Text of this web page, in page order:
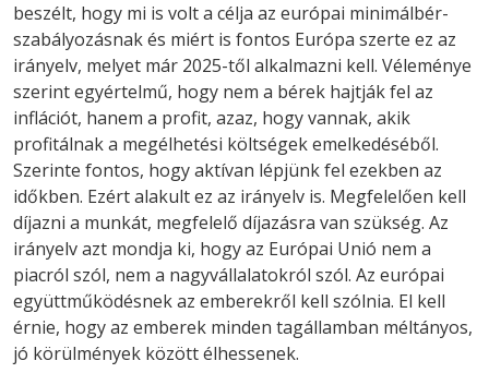
beszélt, hogy mi is volt a célja az európai minimálbér-
szabályozásnak és miért is fontos Európa szerte ez az
irányelv, melyet már 2025-től alkalmazni kell. Véleménye
szerint egyértelmű, hogy nem a bérek hajtják fel az
inflációt, hanem a profit, azaz, hogy vannak, akik
profitálnak a megélhetési költségek emelkedéséből.
Szerinte fontos, hogy aktívan lépjünk fel ezekben az
időkben. Ezért alakult ez az irányelv is. Megfelelően kell
díjazni a munkát, megfelelő díjazásra van szükség. Az
irányelv azt mondja ki, hogy az Európai Unió nem a
piacról szól, nem a nagyvállalatokról szól. Az európai
együttműködésnek az emberekről kell szólnia. El kell
érnie, hogy az emberek minden tagállamban méltányos,
jó körülmények között élhessenek.